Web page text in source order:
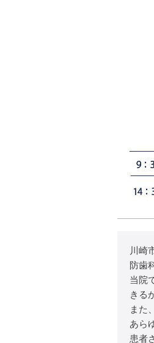
川崎
防歯
当院
きる
また
あら
患者